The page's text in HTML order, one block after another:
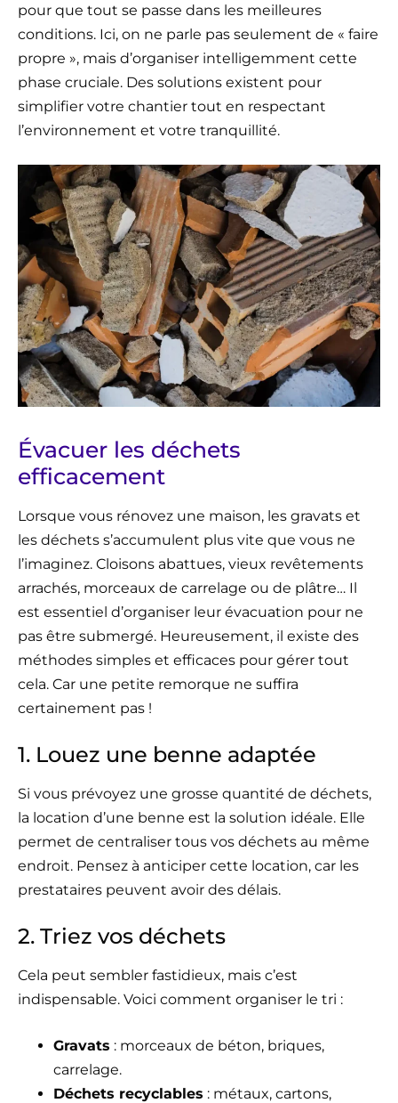
pour que tout se passe dans les meilleures
conditions. Ici, on ne parle pas seulement de « faire
propre », mais d’organiser intelligemment cette
phase cruciale. Des solutions existent pour
simplifier votre chantier tout en respectant
l’environnement et votre tranquillité.
Évacuer les déchets
efficacement
Lorsque vous rénovez une maison, les gravats et
les déchets s’accumulent plus vite que vous ne
l’imaginez. Cloisons abattues, vieux revêtements
arrachés, morceaux de carrelage ou de plâtre… Il
est essentiel d’organiser leur évacuation pour ne
pas être submergé. Heureusement, il existe des
méthodes simples et efficaces pour gérer tout
cela. Car une petite remorque ne suffira
certainement pas !
1. Louez une benne adaptée
Si vous prévoyez une grosse quantité de déchets,
la location d’une benne est la solution idéale. Elle
permet de centraliser tous vos déchets au même
endroit. Pensez à anticiper cette location, car les
prestataires peuvent avoir des délais.
2. Triez vos déchets
Cela peut sembler fastidieux, mais c’est
indispensable. Voici comment organiser le tri :
Gravats : morceaux de béton, briques,
carrelage.
Déchets recyclables : métaux, cartons,